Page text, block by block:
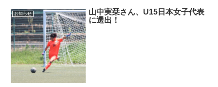
お知らせ
山中実栞さん、U15日本女子代表
に選出！